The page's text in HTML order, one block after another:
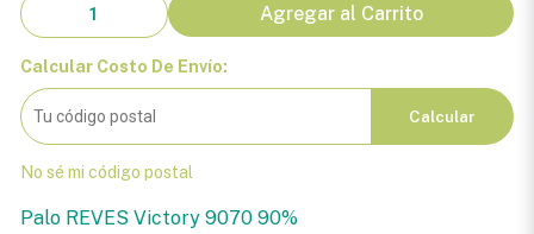
Agregar al Carrito
Calcular Costo De Envío:
Calcular
No sé mi código postal
Palo REVES Victory 9070 90%